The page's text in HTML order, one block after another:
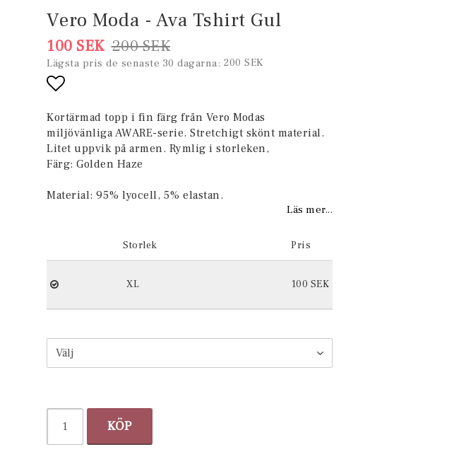
Vero Moda - Ava Tshirt Gul
200 SEK
100 SEK
Lägsta pris de senaste 30 dagarna 200 SEK
Lägg till i favoritlistan
Kortärmad topp i fin färg från Vero Modas
miljövänliga AWARE-serie. Stretchigt skönt material.
Litet uppvik på armen. Rymlig i storleken,
Färg: Golden Haze
Material: 95% lyocell, 5% elastan.
Läs mer...
Storlek Pris
XL 100 SEK
KÖP